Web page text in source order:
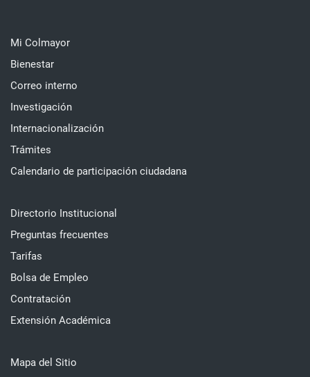
Mi Colmayor
Bienestar
Correo interno
Investigación
Internacionalización
Trámites
Calendario de participación ciudadana
Directorio Institucional
Preguntas frecuentes
Tarifas
Bolsa de Empleo
Contratación
Extensión Académica
Mapa del Sitio